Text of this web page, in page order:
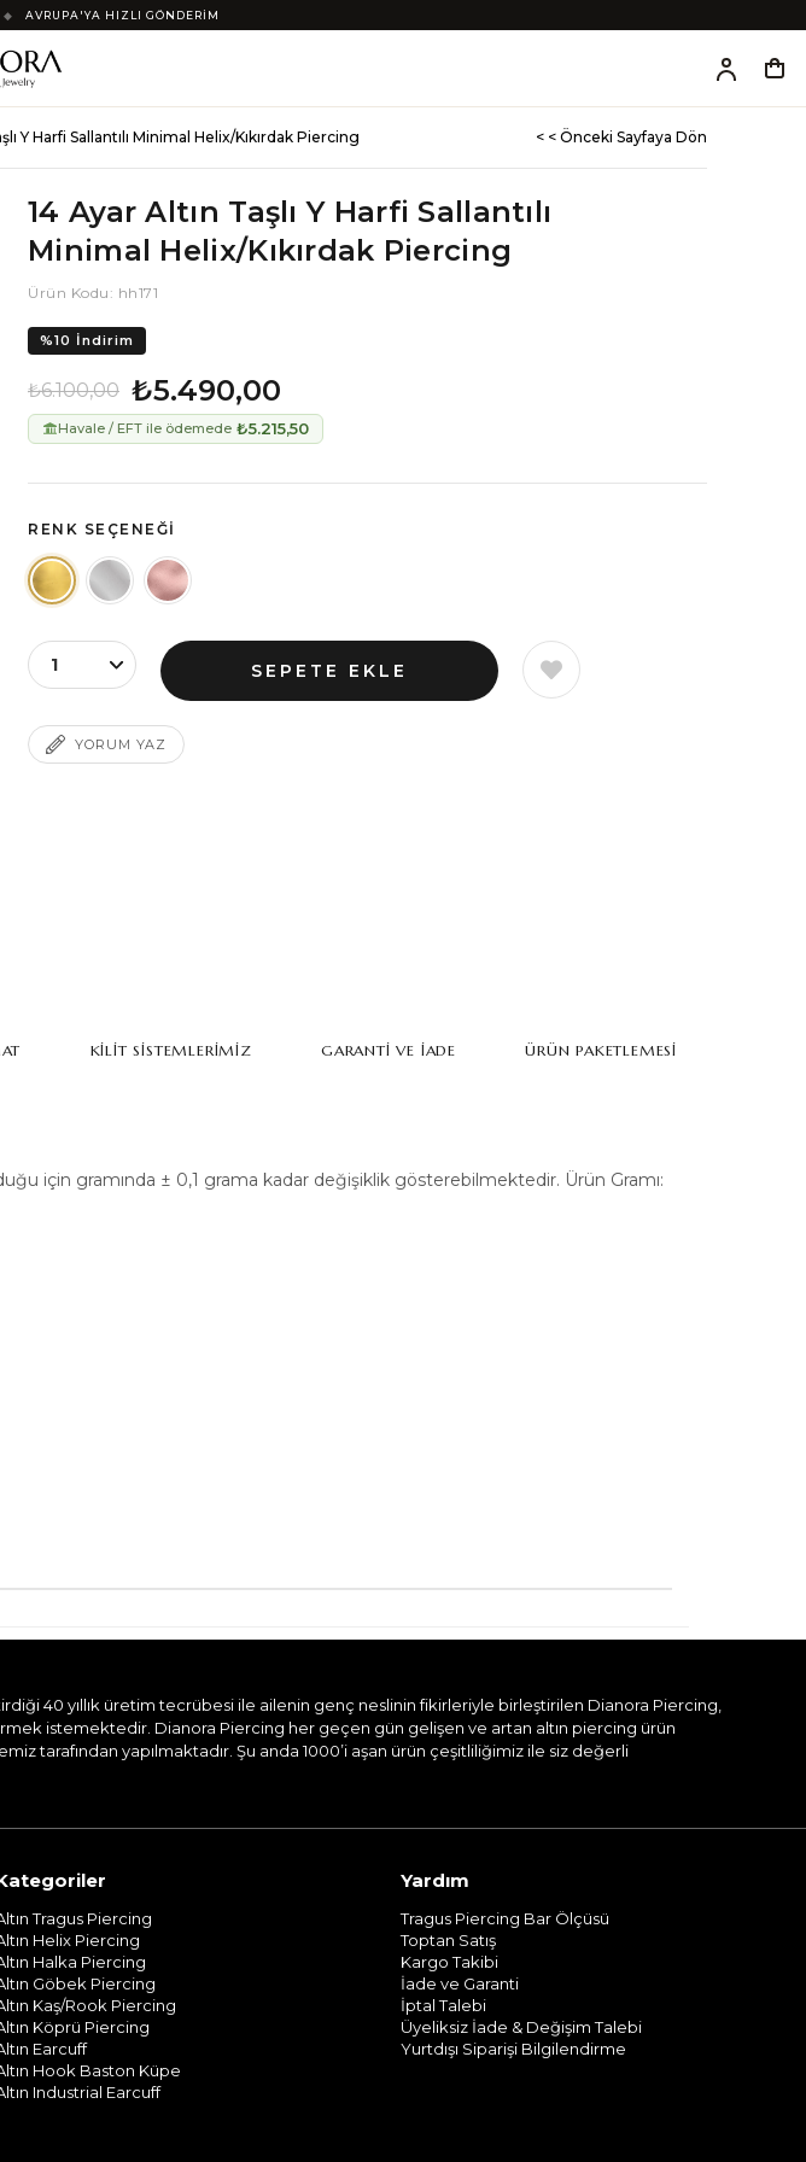
◆ AVRUPA'YA HIZLI GÖNDERİM
Y Harfi Sallantılı Minimal Helix/Kıkırdak Piercing < < Önceki Sayfaya Dön
14 Ayar Altın Taşlı Y Harfi Sallantılı
Minimal Helix/Kıkırdak Piercing
Ürün Kodu: hh171
%10 İndirim
₺6.100,00 ₺5.490,00
Havale / EFT ile ödemede ₺5.215,50
RENK SEÇENEĞI
YORUM YAZ
için gramında ± 0,1 grama kadar değişiklik gösterebilmektedir. Ürün Gramı:
KILIT SISTEMLERIMIZ GARANTI VE İADE ÜRÜN PAKETLEMESI
40 yıllık üretim tecrübesi ile ailenin genç neslinin fikirleriyle birleştirilen Dianora Piercing,
istemektedir. Dianora Piercing her geçen gün gelişen ve artan altın piercing ürün
tarafından yapılmaktadır. Şu anda 1000’i aşan ürün çeşitliliğimiz ile siz değerli
Tragus Piercing
Helix Piercing
Halka Piercing
Göbek Piercing
Kaş/Rook Piercing
Köprü Piercing
Earcuff
Hook Baston Küpe
Industrial Earcuff
Yardım
Tragus Piercing Bar Ölçüsü
Toptan Satış
Kargo Takibi
İade ve Garanti
İptal Talebi
Üyeliksiz İade & Değişim Talebi
Yurtdışı Siparişi Bilgilendirme